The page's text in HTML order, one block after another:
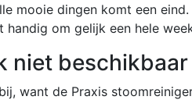
mooie dingen komt een
handig om gelijk een hele
niet beschikbaar
want de Praxis